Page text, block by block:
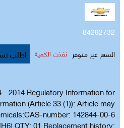
84292732
السعر غير متوفر نفذت الكمية اطلب
- 2014 Regulatory Information for
(Article 33 (1)): Article may
number: 142844-00-6
QTY: 01 Replacement history: